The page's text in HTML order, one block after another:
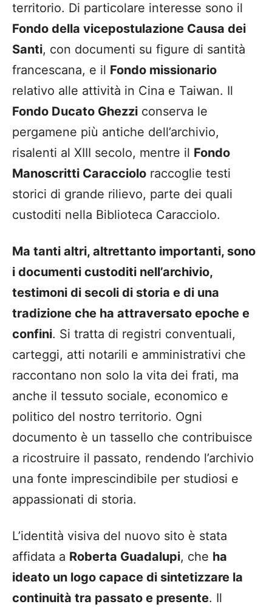
territorio. Di particolare interesse sono il
Fondo della vicepostulazione Causa dei
Santi, con documenti su figure di santità
francescana, e il Fondo missionario
relativo alle attività in Cina e Taiwan. Il
Fondo Ducato Ghezzi conserva le
pergamene più antiche dell’archivio,
risalenti al XIII secolo, mentre il Fondo
Manoscritti Caracciolo raccoglie testi
storici di grande rilievo, parte dei quali
custoditi nella Biblioteca Caracciolo.
Ma tanti altri, altrettanto importanti, sono
i documenti custoditi nell’archivio,
testimoni di secoli di storia e di una
tradizione che ha attraversato epoche e
confini. Si tratta di registri conventuali,
carteggi, atti notarili e amministrativi che
raccontano non solo la vita dei frati, ma
anche il tessuto sociale, economico e
politico del nostro territorio. Ogni
documento è un tassello che contribuisce
a ricostruire il passato, rendendo l’archivio
una fonte imprescindibile per studiosi e
appassionati di storia.
L’identità visiva del nuovo sito è stata
affidata a Roberta Guadalupi, che ha
ideato un logo capace di sintetizzare la
continuità tra passato e presente. Il